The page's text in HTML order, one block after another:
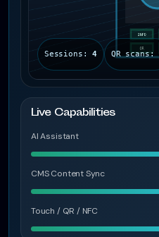
Sessions:4 QR scans:
Live Capabilities
AI Assistant
CMS Content Sync
Touch / QR / NFC